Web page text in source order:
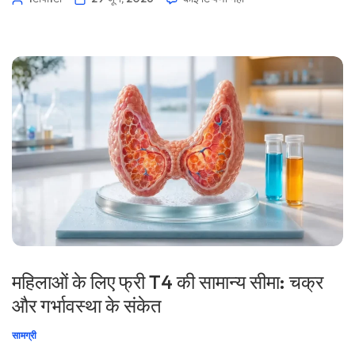
जून, 2026 🩺 चिकित्सकीय रूप से समीक्षा: 29 जून, 2026 ✅ साक्ष्य-
महिलाओं के लिए फ्री T4 की सामान्य सीमा: चक्र
और गर्भावस्था के संकेत
सामग्री